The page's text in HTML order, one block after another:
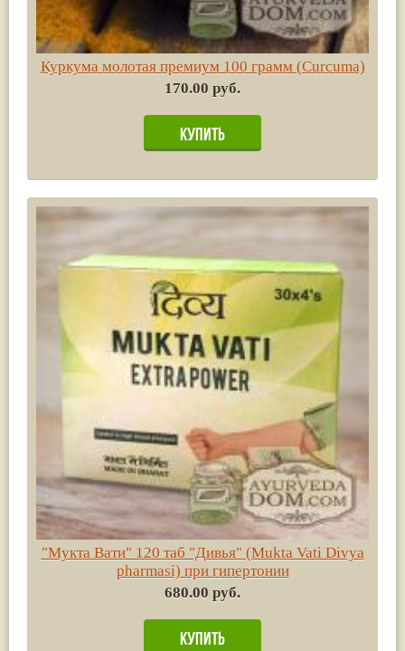
Куркума молотая премиум 100 грамм (Сurсuma)
170.00 руб.
"Мукта Вати" 120 таб "Дивья" (Mukta Vati Divya
pharmasi) при гипертонии
680.00 руб.